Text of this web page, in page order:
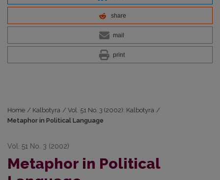
share
mail
print
Home / Kalbotyra / Vol. 51 No. 3 (2002): Kalbotyra /
Metaphor in Political Language
Vol. 51 No. 3 (2002)
Metaphor in Political